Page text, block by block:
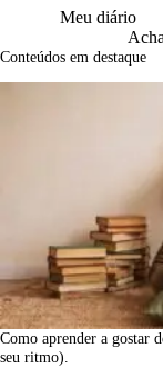
Meu diário
Conteúdos em destaque
Como aprender a gostar
seu ritmo).